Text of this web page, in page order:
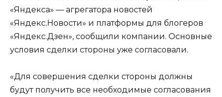
«Яндекса» — агрегатора новостей
«Яндекс.Новости» и платформы для блогеров
«Яндекс.Дзен», сообщили компании. Основные
условия сделки стороны уже согласовали.
«Для совершения сделки стороны должны
будут получить все необходимые согласования